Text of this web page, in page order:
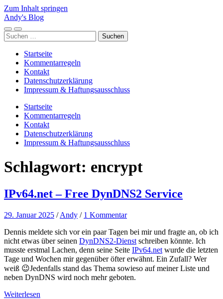
Zum Inhalt springen
Andy's Blog
Mobile-
Menü
Suchfeld
ein-/ausblenden
Suchen
nach:
Startseite
Kommentarregeln
Kontakt
Datenschutzerklärung
Impressum & Haftungsausschluss
Startseite
Kommentarregeln
Kontakt
Datenschutzerklärung
Impressum & Haftungsausschluss
Schlagwort: encrypt
IPv64.net – Free DynDNS2 Service
29. Januar 2025 /Andy / 1 Kommentar
Dennis meldete sich vor ein paar Tagen bei mir und fragte an, ob ich
nicht etwas über seinen DynDNS2-Dienst schreiben könnte. Ich
musste erstmal Lachen, denn seine Seite IPv64.net wurde die letzten
Tage und Wochen mir gegenüber öfter erwähnt. Ein Zufall? Wer
weiß 😉Jedenfalls stand das Thema sowieso auf meiner Liste und
neben DynDNS wird noch mehr geboten.
Weiterlesen